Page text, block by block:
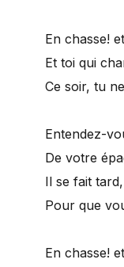
En chasse!
Et toi qui
Ce soir, tu
Entendez-
De votre
Il se fait
Pour que
En chasse!